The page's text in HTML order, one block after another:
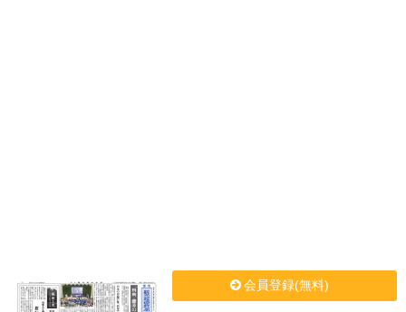
会員登録(無料)